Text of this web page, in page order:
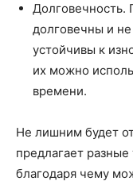
Долговечность.
долговечны и
устойчивы к
их можно
времени.
Не лишним будет
предлагает
благодаря чему